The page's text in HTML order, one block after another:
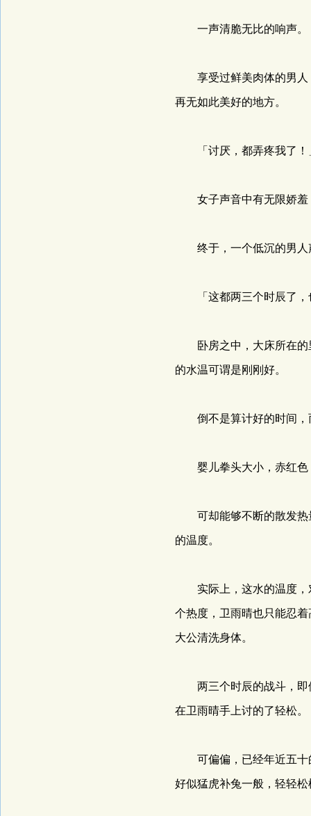
一声清脆无比的响声。
享受过鲜美肉体的男人
再无如此美好的地方。
「讨厌，都弄疼我了！
女子声音中有无限娇羞
终于，一个低沉的男人
「这都两三个时辰了，
卧房之中，大床所在的
的水温可谓是刚刚好。
倒不是算计好的时间，
婴儿拳头大小，赤红色
可却能够不断的散发热
的温度。
实际上，这水的温度，
个热度，卫雨晴也只能忍
大公清洗身体。
两三个时辰的战斗，即
在卫雨晴手上讨的了轻松。
可偏偏，已经年近五十
好似猛虎补兔一般，轻轻